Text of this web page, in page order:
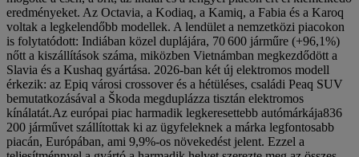
eredményeket. Az Octavia, a Kodiaq, a Kamiq, a Fabia és a Karoq
voltak a legkelendőbb modellek. A lendület a nemzetközi piacokon
is folytatódott: Indiában közel duplájára, 70 600 járműre (+96,1%)
nőtt a kiszállítások száma, miközben Vietnámban megkezdődött a
Slavia és a Kushaq gyártása. 2026-ban két új elektromos modell
érkezik: az Epiq városi crossover és a hétüléses, családi Peaq SUV
bemutatkozásával a Škoda megduplázza tisztán elektromos
kínálatát.Az európai piac harmadik legkeresettebb autómárkája836
200 járművet szállítottak ki az ügyfeleknek a márka legfontosabb
piacán, Európában, ami 9,9%-os növekedést jelent. Ezzel a